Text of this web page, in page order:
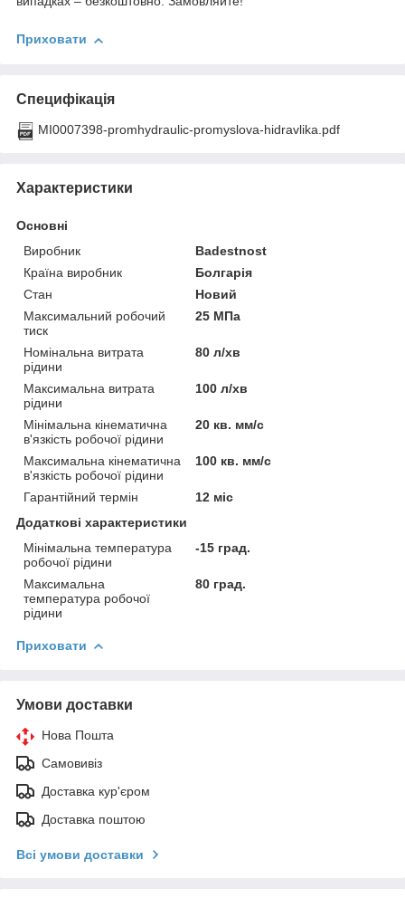
Приховати
Специфікація
MI0007398-promhydraulic-promyslova-hidravlika.pdf
Характеристики
Основні
Виробник
Badestnost
Країна виробник
Болгарія
Стан
Новий
Максимальний робочий
тиск
25 МПа
Номінальна витрата
рідини
80 л/хв
Максимальна витрата
рідини
100 л/хв
Мінімальна кінематична
в'язкість робочої рідини
20 кв. мм/с
Максимальна кінематична
в'язкість робочої рідини
100 кв. мм/с
Гарантійний термін
12 міс
Додаткові характеристики
Мінімальна температура
робочої рідини
-15 град.
Максимальна
температура робочої
рідини
80 град.
Приховати
Умови доставки
Нова Пошта
Самовивіз
Доставка кур'єром
Доставка поштою
Всі умови доставки